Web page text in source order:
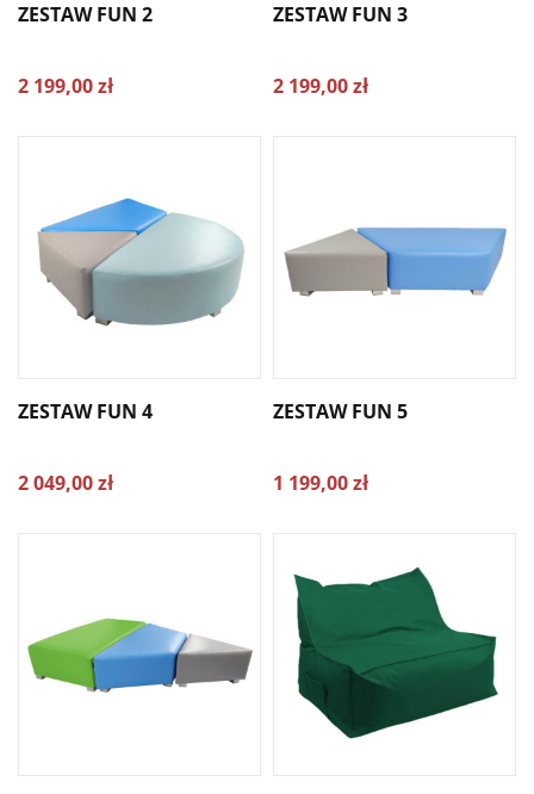
ZESTAW FUN 2
2 199,00 zł
ZESTAW FUN 3
2 199,00 zł
ZESTAW FUN 4
2 049,00 zł
ZESTAW FUN 5
1 199,00 zł